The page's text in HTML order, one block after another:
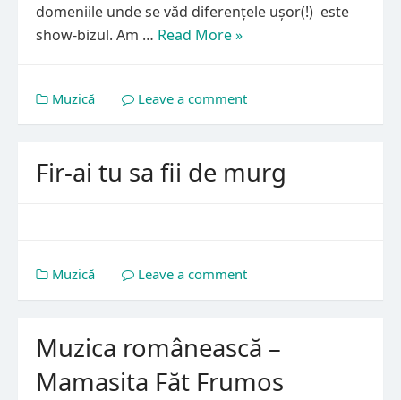
domeniile unde se văd diferențele ușor(!) este
show-bizul. Am … Read More »
Muzică Leave a comment
Fir-ai tu sa fii de murg
Muzică Leave a comment
Muzica românească –
Mamasita Făt Frumos